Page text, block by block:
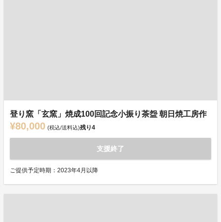
登り窯「玄窯」焼成100回記念小振り茶盌 朝日焼工房作
¥80,000 (税込/送料込)残り4
支援終了
ご提供予定時期：2023年4月以降